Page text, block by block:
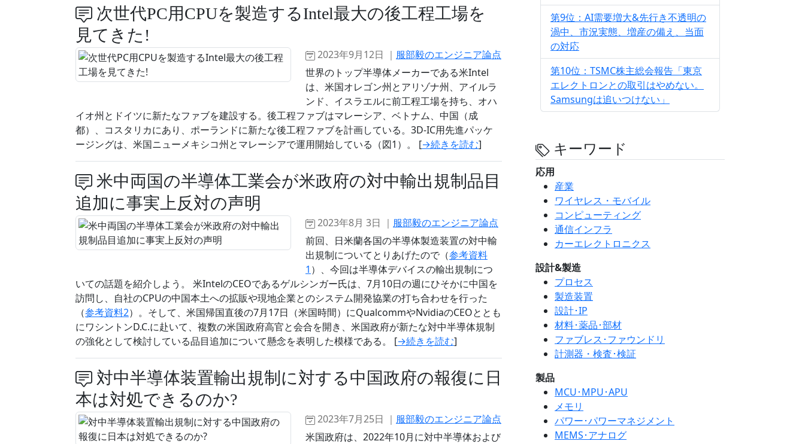
次世代PC用CPUを製造するIntel最大の後工程工場を
見てきた!
2023年9月12日 ｜ 服部毅のエンジニア論点
世界のトップ半導体メーカーである米Intel
は、米国オレゴン州とアリゾナ州、アイルラ
ンド、イスラエルに前工程工場を持ち、オハ
イオ州とドイツに新たなファブを建設する。後工程ファブはマレーシア、ベトナム、中国（成
都）、コスタリカにあり、ポーランドに新たな後工程ファブを計画している。3D-IC用先進パッケ
ージングは、米国ニューメキシコ州とマレーシアで運用開始している（図1）。 [→続きを読む]
米中両国の半導体工業会が米政府の対中輸出規制品目
追加に事実上反対の声明
2023年8月 3日 ｜ 服部毅のエンジニア論点
前回、日米蘭各国の半導体製造装置の対中輸
出規制についてとりあげたので（参考資料
1 ）、今回は半導体デバイスの輸出規制につ
いての話題を紹介しよう。 米IntelのCEOであるゲルシンガー氏は、7月10日の週にひそかに中国を
訪問し、自社のCPUの中国本土への拡販や現地企業とのシステム開発協業の打ち合わせを行った
（参考資料2）。そして、米国帰国直後の7月17日（米国時間）にQualcommやNvidiaのCEOととも
にワシントンD.C.に赴いて、複数の米国政府高官と会合を開き、米国政府が新たな対中半導体規制
の強化として検討している品目追加について懸念を表明した模様である。 [→続きを読む]
対中半導体装置輸出規制に対する中国政府の報復に日
本は対処できるのか?
2023年7月25日 ｜ 服部毅のエンジニア論点
米国政府は、2022年10月に対中半導体および
第9位：AI需要増大&先行き不透明の
渦中、市況実態、増産の備え、当面
の対応
第10位：TSMC株主総会報告「東京
エレクトロンとの取引はやめない。
Samsungは追いつけない」
キーワード
応用
産業
ワイヤレス・モバイル
コンピューティング
通信インフラ
カーエレクトロニクス
設計&製造
プロセス
製造装置
設計･IP
材料･薬品･部材
ファブレス･ファウンドリ
計測器・検査･検証
製品
MCU･MPU･APU
メモリ
パワー･パワーマネジメント
MEMS･アナログ